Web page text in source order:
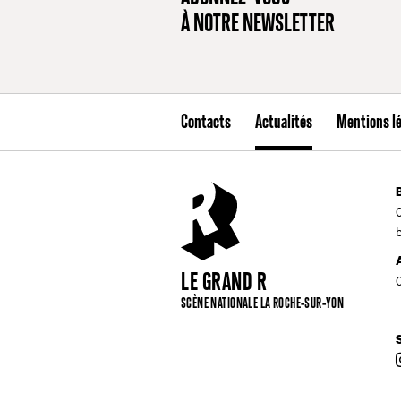
À NOTRE NEWSLETTER
Contacts Actualités Mentions
LE GRAND R
SCÈNE NATIONALE LA ROCHE-SUR-YON